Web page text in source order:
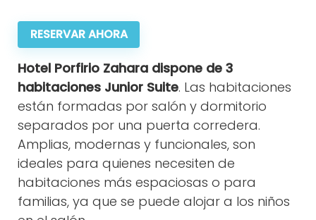
RESERVAR AHORA
Hotel Porfirio Zahara dispone de 3
habitaciones Junior Suite. Las habitaciones
están formadas por salón y dormitorio
separados por una puerta corredera.
Amplias, modernas y funcionales, son
ideales para quienes necesiten de
habitaciones más espaciosas o para
familias, ya que se puede alojar a los niños